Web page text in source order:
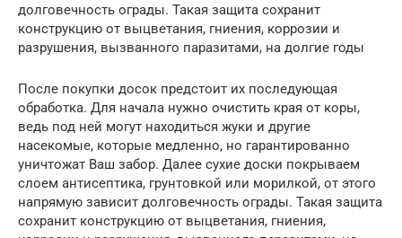
долговечность ограды. Такая защита сохранит
конструкцию от выцветания, гниения, коррозии и
разрушения, вызванного паразитами, на долгие годы
После покупки досок предстоит их последующая
обработка. Для начала нужно очистить края от коры,
ведь под ней могут находиться жуки и другие
насекомые, которые медленно, но гарантированно
уничтожат Ваш забор. Далее сухие доски покрываем
слоем антисептика, грунтовкой или морилкой, от этого
напрямую зависит долговечность ограды. Такая защита
сохранит конструкцию от выцветания, гниения,